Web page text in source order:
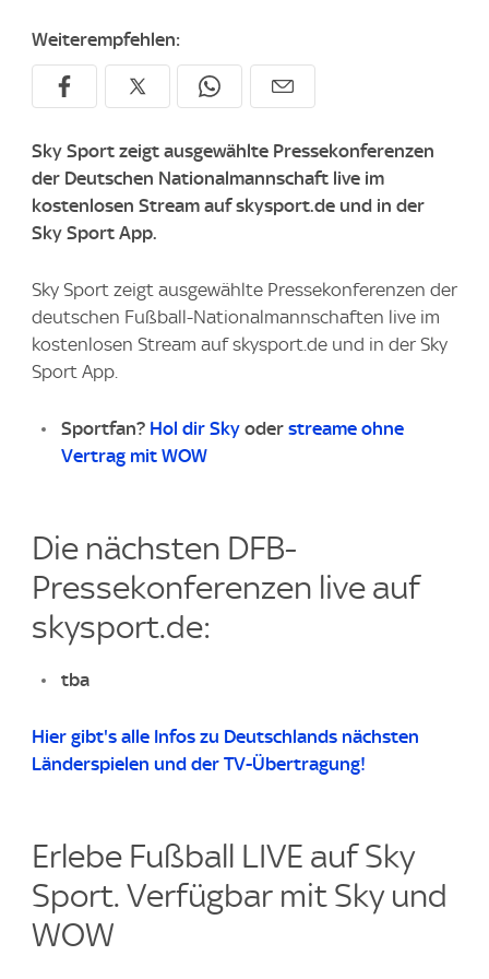
Weiterempfehlen:
Sky Sport zeigt ausgewählte Pressekonferenzen
der Deutschen Nationalmannschaft live im
kostenlosen Stream auf skysport.de und in der
Sky Sport App.
Sky Sport zeigt ausgewählte Pressekonferenzen der
deutschen Fußball-Nationalmannschaften live im
kostenlosen Stream auf skysport.de und in der Sky
Sport App.
Sportfan? Hol dir Sky oder streame ohne
Vertrag mit WOW
Die nächsten DFB-
Pressekonferenzen live auf
skysport.de:
tba
Hier gibt's alle Infos zu Deutschlands nächsten
Länderspielen und der TV-Übertragung!
Erlebe Fußball LIVE auf Sky
Sport. Verfügbar mit Sky und
WOW